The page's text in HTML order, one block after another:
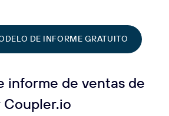
DE INFORME GRATUITO
informe de ventas de